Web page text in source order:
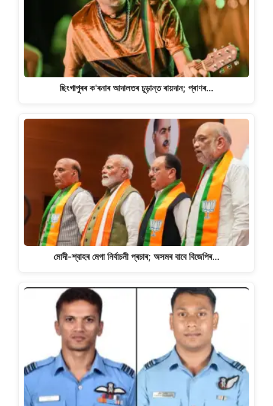
ছিংগাপুৰৰ ক'ৰনাৰ আদালতৰ চূড়ান্ত ৰায়দান; প্ৰাণৰ…
মোদী-শ্বাহৰ মেগা নিৰ্বাচনী প্ৰচাৰ; অসমৰ বাবে বিজেপিৰ…